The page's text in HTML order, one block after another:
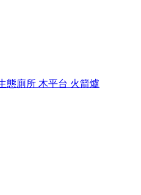
態廁所 木平台 火箭爐